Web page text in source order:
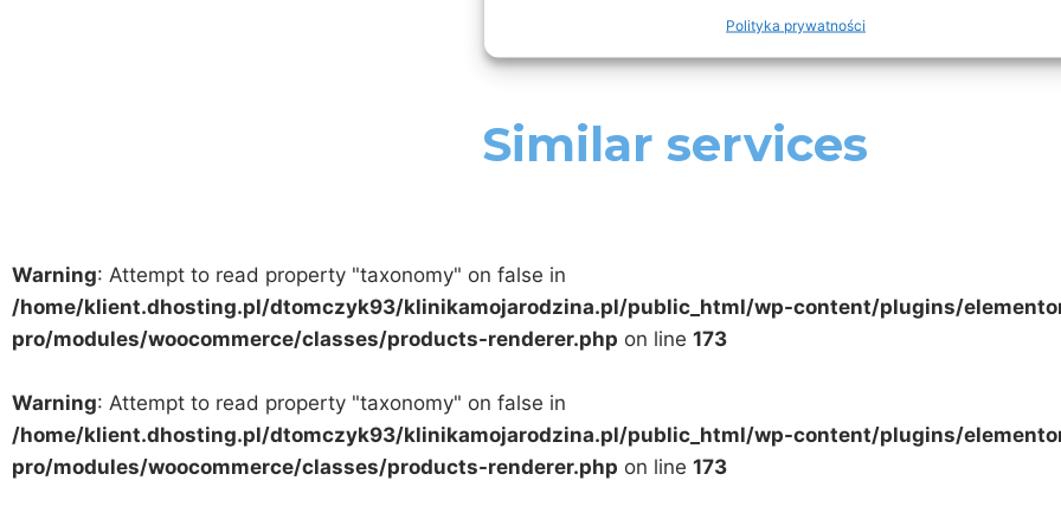
Polityka prywatności
Similar services
Warning: Attempt to read property "taxonomy" on false in
/home/klient.dhosting.pl/dtomczyk93/klinikamojarodzina.pl/public_html/wp-content/plugins/
pro/modules/woocommerce/classes/products-renderer.php on line 173
Warning: Attempt to read property "taxonomy" on false in
/home/klient.dhosting.pl/dtomczyk93/klinikamojarodzina.pl/public_html/wp-content/plugins/
pro/modules/woocommerce/classes/products-renderer.php on line 173